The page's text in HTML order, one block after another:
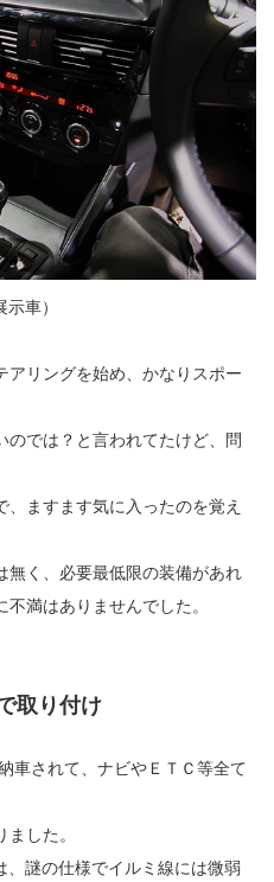
車）
アリングを始め、かなりスポー
では？と言われてたけど、問
ますます気に入ったのを覚え
無く、必要最低限の装備があれ
満はありませんでした。
取り付け
車されて、ナビやＥＴＣ等全て
した。
、謎の仕様でイルミ線には微弱